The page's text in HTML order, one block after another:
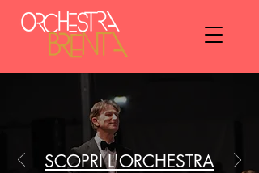
SCOPRI L'ORCHESTRA